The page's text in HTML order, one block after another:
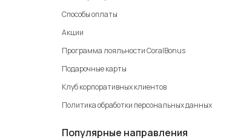
Способы оплаты
Акции
Программа лояльности CoralBonus
Подарочные карты
Клуб корпоративных клиентов
Политика обработки персональных данных
Популярные направления